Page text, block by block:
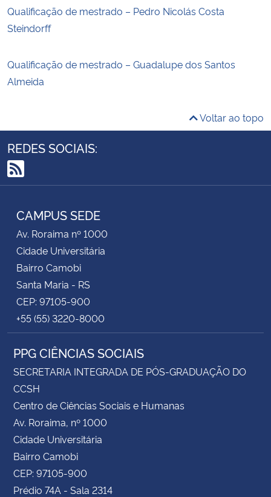
Qualificação de mestrado – Pedro Nicolás Costa
Steindorff
Qualificação de mestrado – Guadalupe dos Santos
Almeida
Voltar ao topo
REDES SOCIAIS:
RSS
CAMPUS SEDE
Av. Roraima nº 1000
Cidade Universitária
Bairro Camobi
Santa Maria - RS
CEP: 97105-900
+55 (55) 3220-8000
PPG CIÊNCIAS SOCIAIS
SECRETARIA INTEGRADA DE PÓS-GRADUAÇÃO DO
CCSH
Centro de Ciências Sociais e Humanas
Av. Roraima, nº 1000
Cidade Universitária
Bairro Camobi
CEP: 97105-900
Prédio 74A - Sala 2314